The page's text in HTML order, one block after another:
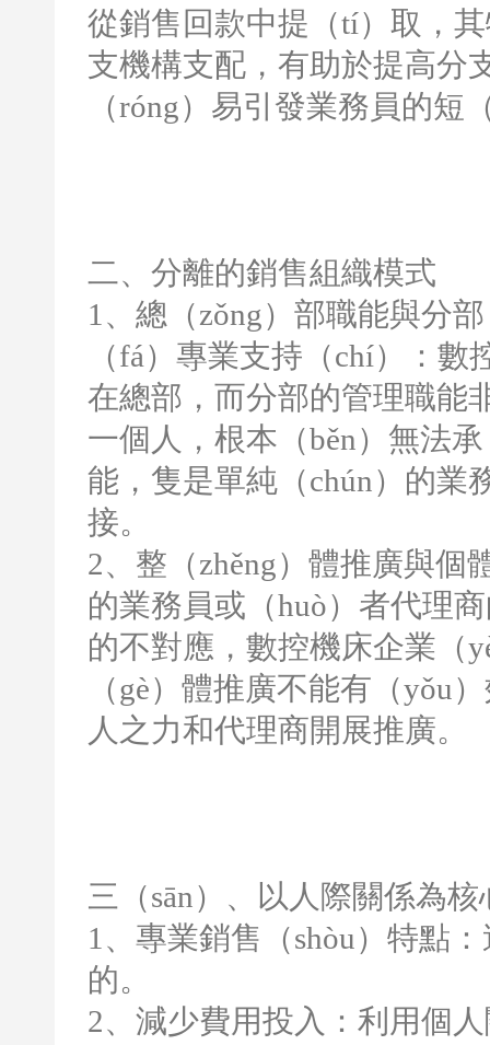
從銷售回款中提（tí）取，
支機構支配，有助於提高分
（róng）易引發業務員的短
二、分離的銷售組織模式
1 、總（zǒng）部職能與分
（fá）專業支持（chí）：
在總部，而分部的管理職能
一個人，根本（běn）無法
能，隻是單純（chún）的業
接。
2、整（zhěng）體推廣與個
的業務員或（huò）者代理
的不對應，數控機床企業（
（gè）體推廣不能有（yǒu
人之力和代理商開展推廣。
三（sān）、以人際關係為
1 、專業銷售（shòu）特點
的。
2、減少費用投入：利用個